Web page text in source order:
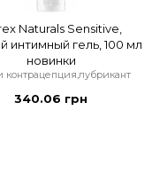
Naturals Sensitive,
интимный гель, 100 мл
новинки
контрацепция,лубрикант
340.06 грн